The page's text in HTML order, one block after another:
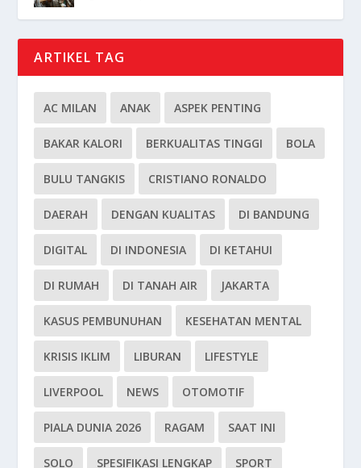
ARTIKEL TAG
AC MILAN ANAK ASPEK PENTING
BAKAR KALORI BERKUALITAS TINGGI BOLA
BULU TANGKIS CRISTIANO RONALDO
DAERAH DENGAN KUALITAS DI BANDUNG
DIGITAL DI INDONESIA DI KETAHUI
DI RUMAH DI TANAH AIR JAKARTA
KASUS PEMBUNUHAN KESEHATAN MENTAL
KRISIS IKLIM LIBURAN LIFESTYLE
LIVERPOOL NEWS OTOMOTIF
PIALA DUNIA 2026 RAGAM SAAT INI
SOLO SPESIFIKASI LENGKAP SPORT